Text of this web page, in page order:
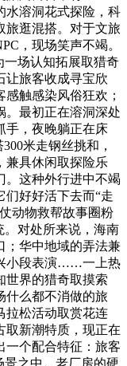
水溶洞花式探险，科
旅逛混搭。对于文旅
，现场笑声不竭。
一场认知拓展取猎奇
让旅客收成寻宝欣
触感染风俗狂欢；
。最初正在溶洞深处
手，夜晚躺正在床
米走钢丝挑和，
兼具休闲取探险乐
。这种外行进中不竭
们好好活下去而“走
动物救帮故事圈粉
。对处所来说，海南
；华中地域的弄法兼
小段表演……一上热
世界的猎奇取摸索
什么都不消做的旅
拉松活动取赏花连
取新潮特质，现正在
一个配合特征：旅客
景之中。老厂房的硬